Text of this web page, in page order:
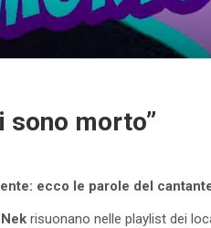
sono morto”
ecco le parole del
Nek risuonano nelle playlist dei